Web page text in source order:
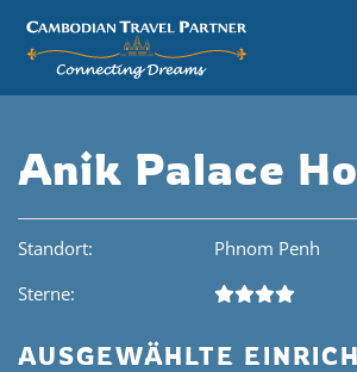
Anik Palace
Standort:
Phnom Penh
Sterne:
AUSGEWÄHLTE